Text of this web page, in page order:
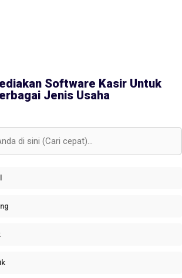
Software Kasir Untuk
Jenis Usaha